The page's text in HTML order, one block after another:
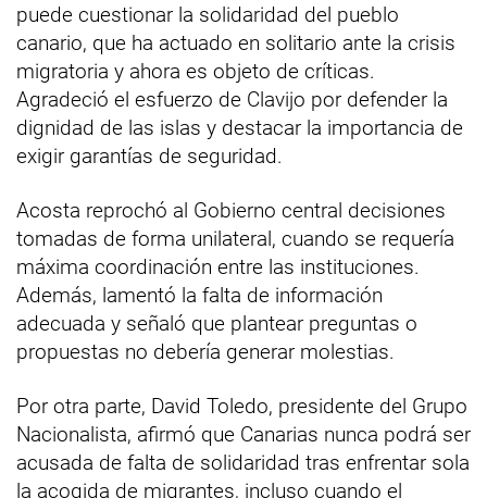
puede cuestionar la solidaridad del pueblo
canario, que ha actuado en solitario ante la crisis
migratoria y ahora es objeto de críticas.
Agradeció el esfuerzo de Clavijo por defender la
dignidad de las islas y destacar la importancia de
exigir garantías de seguridad.
Acosta reprochó al Gobierno central decisiones
tomadas de forma unilateral, cuando se requería
máxima coordinación entre las instituciones.
Además, lamentó la falta de información
adecuada y señaló que plantear preguntas o
propuestas no debería generar molestias.
Por otra parte, David Toledo, presidente del Grupo
Nacionalista, afirmó que Canarias nunca podrá ser
acusada de falta de solidaridad tras enfrentar sola
la acogida de migrantes, incluso cuando el